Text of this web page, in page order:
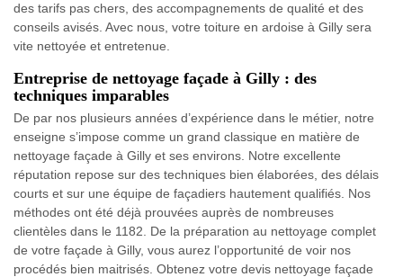
des tarifs pas chers, des accompagnements de qualité et des
conseils avisés. Avec nous, votre toiture en ardoise à Gilly sera
vite nettoyée et entretenue.
Entreprise de nettoyage façade à Gilly : des
techniques imparables
De par nos plusieurs années d’expérience dans le métier, notre
enseigne s’impose comme un grand classique en matière de
nettoyage façade à Gilly et ses environs. Notre excellente
réputation repose sur des techniques bien élaborées, des délais
courts et sur une équipe de façadiers hautement qualifiés. Nos
méthodes ont été déjà prouvées auprès de nombreuses
clientèles dans le 1182. De la préparation au nettoyage complet
de votre façade à Gilly, vous aurez l’opportunité de voir nos
procédés bien maitrisés. Obtenez votre devis nettoyage façade